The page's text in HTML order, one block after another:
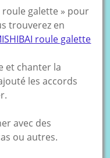
galette » pour
trouverez en
roule galette
et chanter la
les accords
avec des
ou autres.